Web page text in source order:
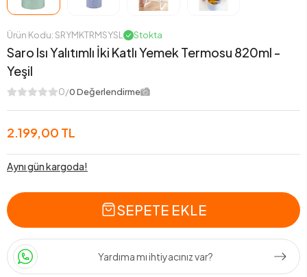
Ürün Kodu: SRYMKTRMSYSL Stokta
Saro Isı Yalıtımlı İki Katlı Yemek Termosu 820ml -
Yeşil
0/0 Değerlendirme
2.199,00 TL
Aynı gün kargoda!
SEPETE EKLE
Yardıma mı ihtiyacınız var?